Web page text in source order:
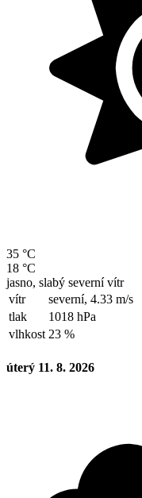
35 °C
18 °C
jasno, slabý severní vítr
vítr
severní, 4.33 m/s
tlak
1018 hPa
vlhkost 23 %
úterý 11. 8. 2026